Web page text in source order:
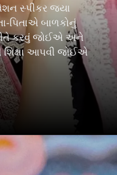
સ્પીકર જયા
પિતાએ બાળકોનું
કરવું જોઈએ અને
શિક્ષા આપવી જોઈએ
તેના વિશે જણાવે છે.